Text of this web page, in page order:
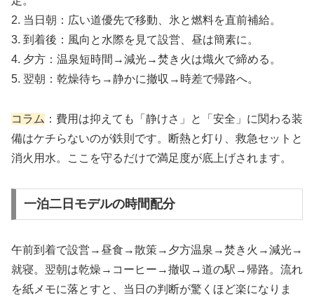
2. 当日朝：広い道優先で移動、氷と燃料を直前補給。
3. 到着後：風向と水際を見て設営、昼は簡素に。
4. 夕方：温泉短時間→減光→焚き火は熾火で締める。
5. 翌朝：乾燥待ち→静かに撤収→時差で帰路へ。
コラム ：費用は抑えても「静けさ」と「安全」に関わる装
備はケチらないのが鉄則です。断熱と灯り、救急セットと
消火用水。ここを守るだけで満足度が底上げされます。
一泊二日モデルの時間配分
午前到着で設営→昼食→散策→夕方温泉→焚き火→減光→
就寝。翌朝は乾燥→コーヒー→撤収→道の駅→帰路。流れ
を紙メモに落とすと、当日の判断が驚くほど楽になりま